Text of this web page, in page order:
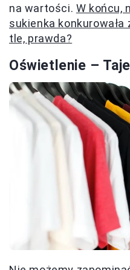
na wartości. W końcu,
sukienka
tle, prawda?
Oświetlenie –